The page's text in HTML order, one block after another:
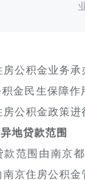
公积金业务承
金民生保障
公积金政策进
地贷款范围
款范围由南京
京住房公积金